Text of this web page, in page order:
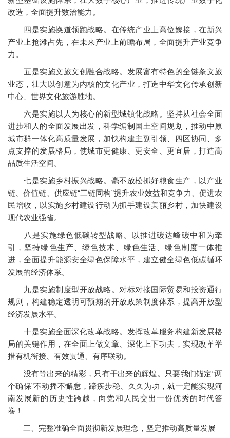
改造，全面提升数治能力。
四是实施换道领跑战略。在传统产业上高位嫁接，在新兴
产业上抢滩占先，在未来产业上前瞻布局，全面提升产业竞争
力。
五是实施文旅文创融合战略。发展富有特色的全链条文旅
业态，壮大以创意为内核的文化产业，打造中华文化传承创新
中心、世界文化旅游胜地。
六是实施以人为核心的新型城镇化战略。坚持从社会全面
进步和人的全面发展出发，科学编制国土空间规划，推动中原
城市群一体化高质量发展，加快构建主副引领、四区协同、多
点支撑的发展格局，使城市更健康、更安全、更宜居，打造高
品质生活空间。
七是实施乡村振兴战略。毫不放松抓好粮食生产，以产业
链、价值链、供应链“三链同构”提升农业效益和竞争力、促进农
民增收，以实施乡村建设行动为抓手建设美丽乡村，加快建设
现代农业强省。
八是实施绿色低碳转型战略。以推进碳达峰碳中和为牵
引，坚持绿色生产、绿色技术、绿色生活、绿色制度一体推
进，全面提升能源安全绿色保障水平，建立健全绿色低碳循环
发展的经济体系。
九是实施制度型开放战略。对标对接国际贸易和投资通行
规则，构建稳定透明可预期的开放政策制度体系，提高开放型
经济发展水平。
十是实施全面深化改革战略。发挥改革服务构建新发展格
局的关键作用，在全面上做文章、深化上下功夫，实现改革举
措有机衔接、有效贯通、有序联动。
没有等出来的精彩，只有干出来的辉煌。只要我们锚定“两
个确保”不动摇不懈怠，蹄疾步稳、久久为功，就一定能实现河
南发展新的历史性跨越，向党和人民交出一份优秀的时代答
卷！
三、完整准确全面贯彻新发展理念，坚定推动高质量发展